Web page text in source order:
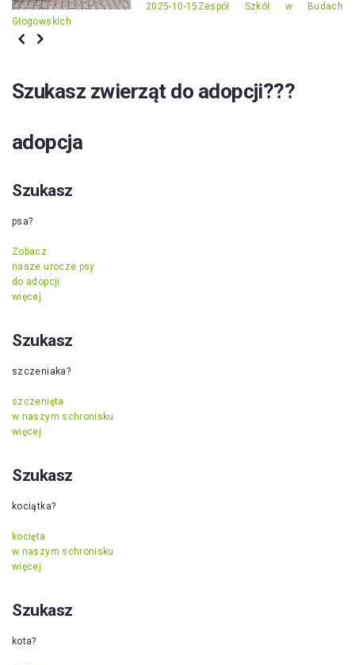
2025-10-15 Zespół Szkół w Budach
Głogowskich
Szukasz zwierząt do adopcji???
adopcja
Szukasz
psa?
Zobacz
nasze urocze psy
do adopcji
więcej
Szukasz
szczeniaka?
szczenięta
w naszym schronisku
więcej
Szukasz
kociątka?
kocięta
w naszym schronisku
więcej
Szukasz
kota?